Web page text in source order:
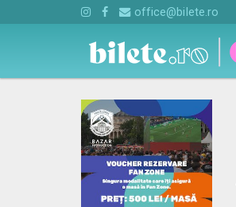
office@bilete.ro